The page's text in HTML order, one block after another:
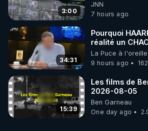
🔥 Et aujourd’hui, c’est le
profiter de l’abonnement
20 € / mois (au lieu de 35 €) et
contenu, y compris le programme
se régénérer et tout changer ».
21 jours pour changer de cap :
ete-pour-tout-changer?
3:00
JNN
7 hours ago
34:31
Pourquoi
réalité un
on répond
La Puce à l'oreille
9 hours ago
15:39
Les films de
2026-08-05
Ben Garneau
One day ago